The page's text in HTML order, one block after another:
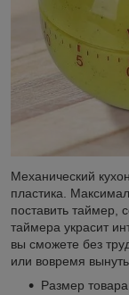
Механический
пластика.
поставить таймер,
таймера украсит
вы сможете без
или вовремя
Размер